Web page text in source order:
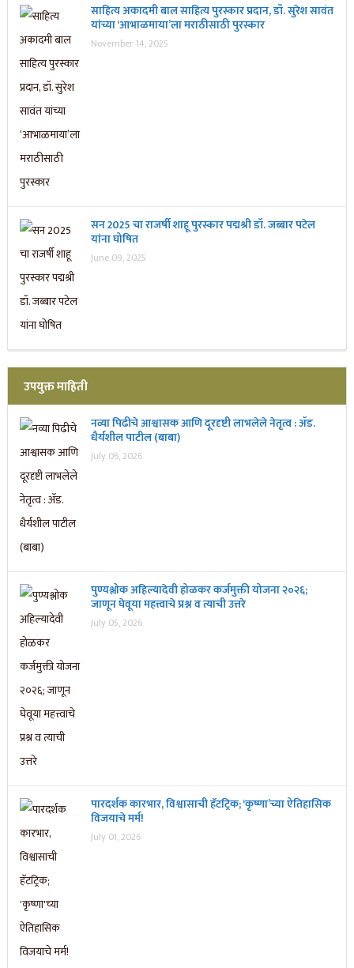
साहित्य अकादमी बाल साहित्य पुरस्कार प्रदान, डॉ. सुरेश सावंत
यांच्या ‘आभाळमाया’ला मराठीसाठी पुरस्कार
November 14, 2025
सन 2025 चा राजर्षी शाहू पुरस्कार प‌द्मश्री डॉ. जब्बार पटेल
यांना घोषित
June 09, 2025
उपयुक्त माहिती
नव्या पिढीचे आश्वासक आणि दूरदृष्टी लाभलेले नेतृत्व : ॲड.
धैर्यशील पाटील (बाबा)
July 06, 2026
पुण्यश्लोक अहिल्यादेवी होळकर कर्जमुक्ती योजना २०२६;
जाणून घेवूया महत्त्वाचे प्रश्न व त्याची उत्तरे
July 05, 2026
पारदर्शक कारभार, विश्वासाची हॅटट्रिक; ‘कृष्णा’च्या ऐतिहासिक
विजयाचे मर्म!
July 01, 2026